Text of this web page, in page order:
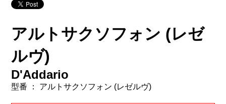
アルトサクソフォン (レゼ
ルヴ)
D'Addario
型番 ： アルトサクソフォン (レゼルヴ)